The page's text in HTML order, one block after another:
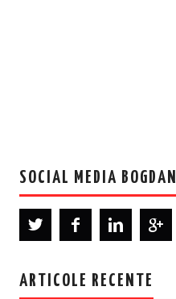
SOCIAL MEDIA BOGDAN
ARTICOLE RECENTE